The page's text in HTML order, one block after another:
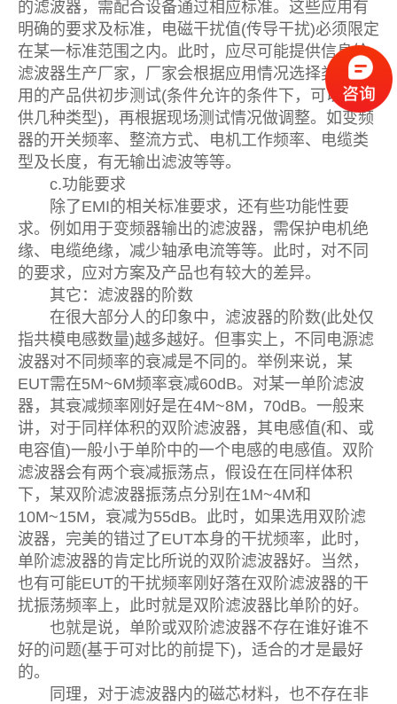
的滤波器，需配合设备通过相应标准。这些应用有
明确的要求及标准，电磁干扰值(传导干扰)必须限定
在某一标准范围之内。此时，应尽可能提供信息给
滤波器生产厂家，厂家会根据应用情况选择类似应
用的产品供初步测试(条件允许的条件下，可以多提
供几种类型)，再根据现场测试情况做调整。如变频
器的开关频率、整流方式、电机工作频率、电缆类
型及长度，有无输出滤波等等。
c.功能要求
除了EMI的相关标准要求，还有些功能性要
求。例如用于变频器输出的滤波器，需保护电机绝
缘、电缆绝缘，减少轴承电流等等。此时，对不同
的要求，应对方案及产品也有较大的差异。
其它：滤波器的阶数
在很大部分人的印象中，滤波器的阶数(此处仅
指共模电感数量)越多越好。但事实上，不同电源滤
波器对不同频率的衰减是不同的。举例来说，某
EUT需在5M~6M频率衰减60dB。对某一单阶滤波
器，其衰减频率刚好是在4M~8M，70dB。一般来
讲，对于同样体积的双阶滤波器，其电感值(和、或
电容值)一般小于单阶中的一个电感的电感值。双阶
滤波器会有两个衰减振荡点，假设在在同样体积
下，某双阶滤波器振荡点分别在1M~4M和
10M~15M，衰减为55dB。此时，如果选用双阶滤
波器，完美的错过了EUT本身的干扰频率，此时，
单阶滤波器的肯定比所说的双阶滤波器好。当然，
也有可能EUT的干扰频率刚好落在双阶滤波器的干
扰振荡频率上，此时就是双阶滤波器比单阶的好。
也就是说，单阶或双阶滤波器不存在谁好谁不
好的问题(基于可对比的前提下)，适合的才是最好
的。
同理，对于滤波器内的磁芯材料，也不存在非